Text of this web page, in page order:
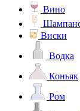
Вино
Виски
Водка
Коньяк
Ром